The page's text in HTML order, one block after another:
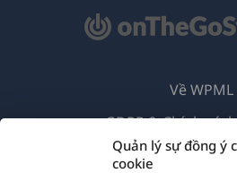
Quản lý sự đồng ý
cookie
Về WPML
GDPR & Chính
Tham gia đội ngũ